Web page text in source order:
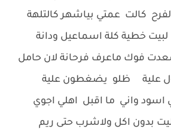
كالت عمتي بياشهر كالتلهة
لبيت خطية كلة اسماعيل ودانة
فوك ماعرف فرحانة لان حامل
علية ظلو يضغطون علية
اسود واني ما اقبل اهلي اجوي
بدون اكل ولاشرب حتى ريم